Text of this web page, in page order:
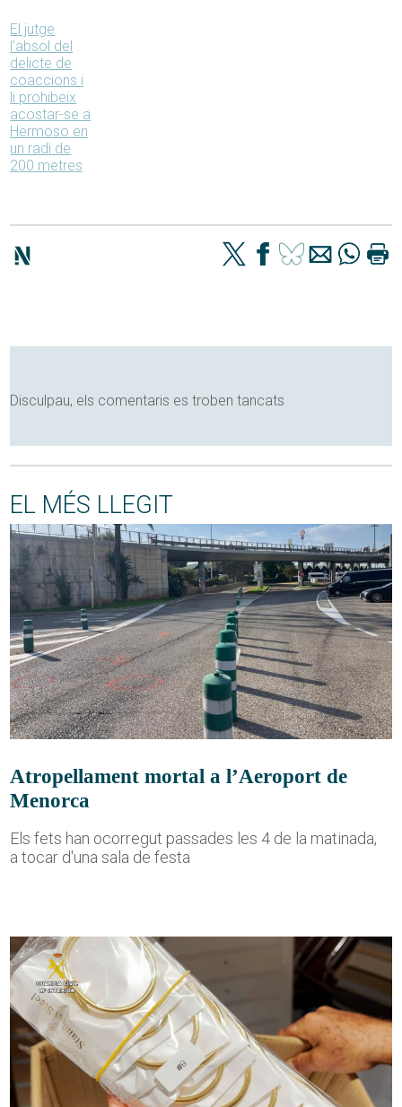
El jutge
l'absol del
delicte de
coaccions i
li prohibeix
acostar-se a
Hermoso en
un radi de
200 metres
Disculpau, els comentaris es troben tancats
EL MÉS LLEGIT
Atropellament mortal a l’Aeroport de
Menorca
Els fets han ocorregut passades les 4 de la matinada,
a tocar d'una sala de festa